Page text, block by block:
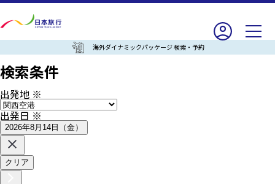
海外ダイナミックパッケージ 検索・予約
検索条件
出発地 ※
出発日※
2026年8月14日（金）
クリア